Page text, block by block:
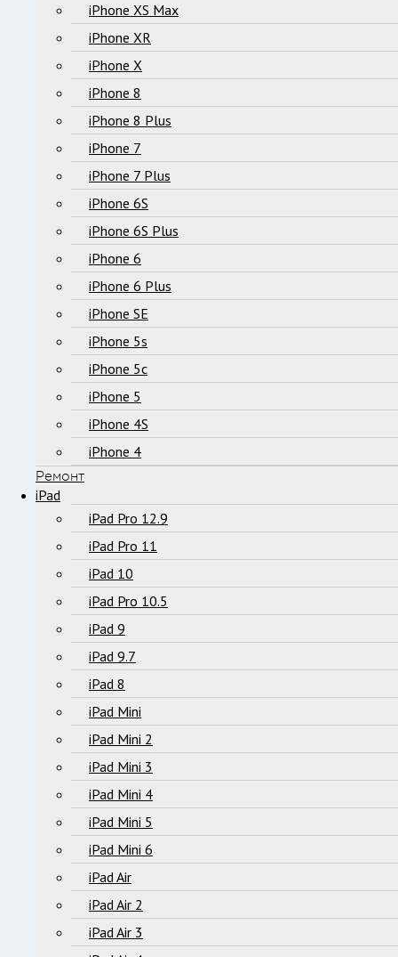
iPhone XS Max
iPhone XR
iPhone X
iPhone 8
iPhone 8 Plus
iPhone 7
iPhone 7 Plus
iPhone 6S
iPhone 6S Plus
iPhone 6
iPhone 6 Plus
iPhone SE
iPhone 5s
iPhone 5c
iPhone 5
iPhone 4S
iPhone 4
Ремонт
iPad
iPad Pro 12.9
iPad Pro 11
iPad 10
iPad Pro 10.5
iPad 9
iPad 9.7
iPad 8
iPad Mini
iPad Mini 2
iPad Mini 3
iPad Mini 4
iPad Mini 5
iPad Mini 6
iPad Air
iPad Air 2
iPad Air 3